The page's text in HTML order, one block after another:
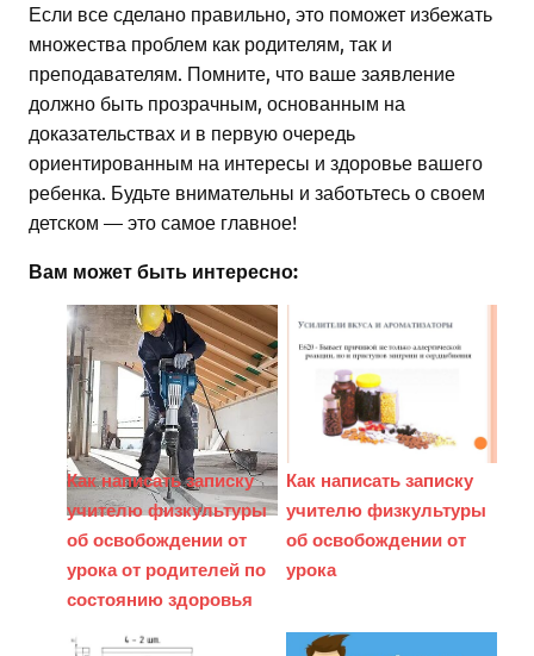
Если все сделано правильно, это поможет избежать
множества проблем как родителям, так и
преподавателям. Помните, что ваше заявление
должно быть прозрачным, основанным на
доказательствах и в первую очередь
ориентированным на интересы и здоровье вашего
ребенка. Будьте внимательны и заботьтесь о своем
детском — это самое главное!
Вам может быть интересно:
Как написать записку
учителю физкультуры
об освобождении от
урока от родителей по
состоянию здоровья
Как написать записку
учителю физкультуры
об освобождении от
урока